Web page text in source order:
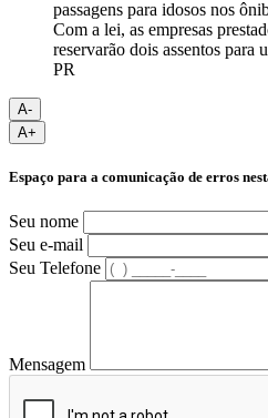
Com a lei, as empresas
reservarão dois assentos
PR
A-
A+
Espaço para a comunicação de erros
Seu nome
Seu e-mail
Seu Telefone
Mensagem